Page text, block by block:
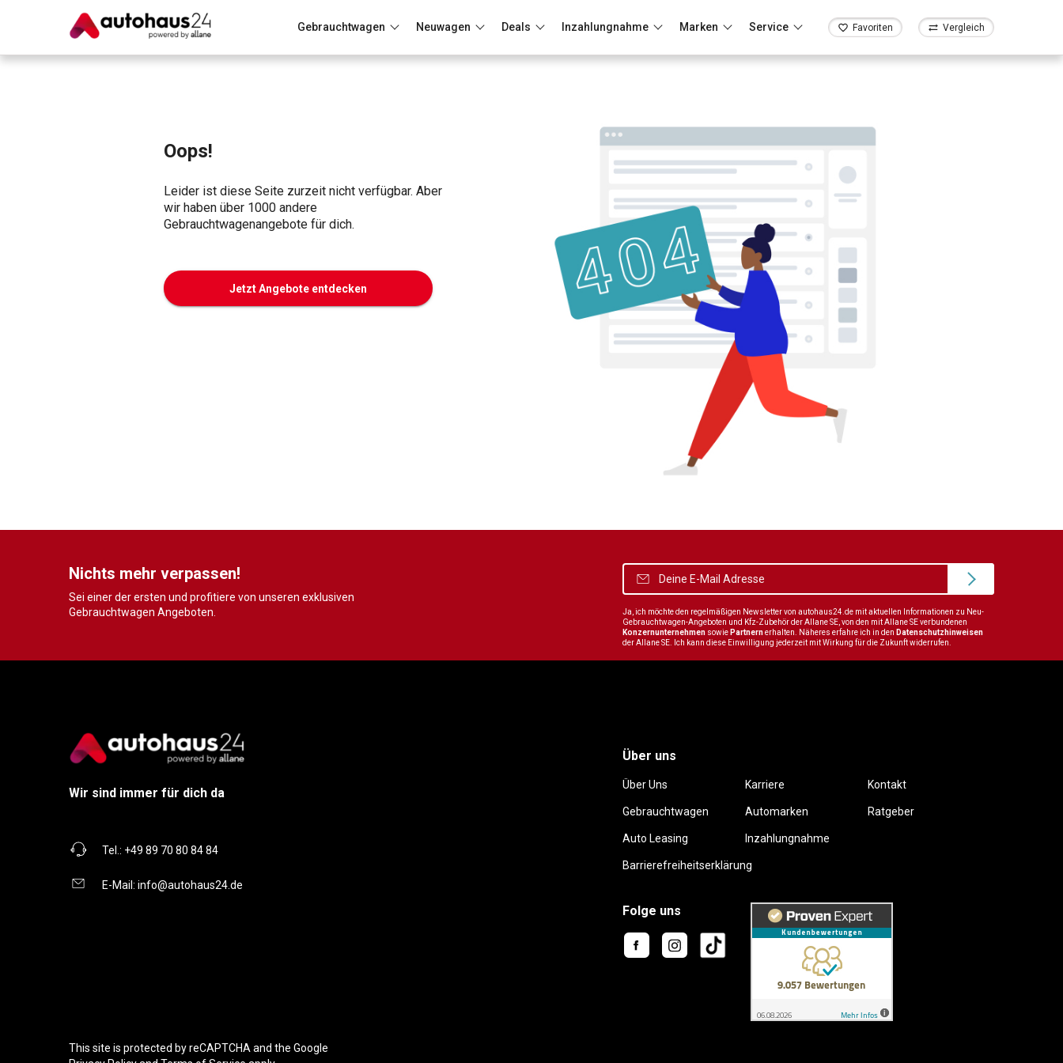
Gebrauchtwagen Neuwagen Deals Inzahlungnahme Marken Service Favoriten Vergleich
Oops!
Leider ist diese Seite zurzeit nicht verfügbar. Aber
wir haben über 1000 andere
Gebrauchtwagenangebote für dich.
Jetzt Angebote entdecken
Nichts mehr verpassen!
Sei einer der ersten und profitiere von unseren exklusiven
Gebrauchtwagen Angeboten.
Ja, ich möchte den regelmäßigen Newsletter von autohaus24.de mit aktuellen Informationen zu Neu-
Gebrauchtwagen-Angeboten und Kfz-Zubehör der Allane SE, von den mit Allane SE verbundenen
Konzernunternehmen sowie Partnernerhalten. Näheres erfahre ich in den Datenschutzhinweisen
der Allane SE. Ich kann diese Einwilligung jederzeit mit Wirkung für die Zukunft widerrufen.
Wir sind immer für dich da
Tel.: +49 89 70 80 84 84
E-Mail: info@autohaus24.de
Über uns
Über Uns Karriere Kontakt
Gebrauchtwagen Automarken Ratgeber
Auto Leasing Inzahlungnahme
Barrierefreiheitserklärung
Folge uns
This site is protected by reCAPTCHA and the Google